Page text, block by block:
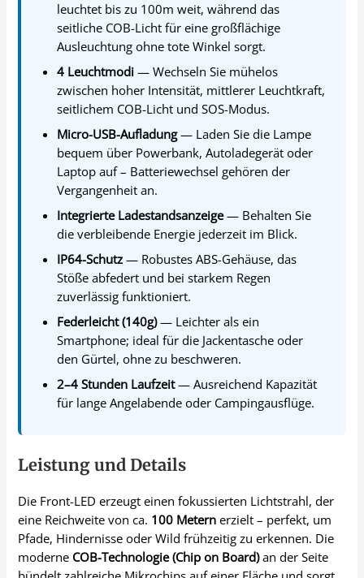
leuchtet bis zu 100m weit, während das
seitliche COB-Licht für eine großflächige
Ausleuchtung ohne tote Winkel sorgt.
4 Leuchtmodi — Wechseln Sie mühelos
zwischen hoher Intensität, mittlerer Leuchtkraft,
seitlichem COB-Licht und SOS-Modus.
Micro-USB-Aufladung— Laden Sie die Lampe
bequem über Powerbank, Autoladegerät oder
Laptop auf – Batteriewechsel gehören der
Vergangenheit an.
Integrierte Ladestandsanzeige— Behalten Sie
die verbleibende Energie jederzeit im Blick.
IP64-Schutz — Robustes ABS-Gehäuse, das
Stöße abfedert und bei starkem Regen
zuverlässig funktioniert.
Federleicht (140g)— Leichter als ein
Smartphone; ideal für die Jackentasche oder
den Gürtel, ohne zu beschweren.
2–4 Stunden Laufzeit— Ausreichend Kapazität
für lange Angelabende oder Campingausflüge.
Leistung und Details
Die Front-LED erzeugt einen fokussierten Lichtstrahl, der
eine Reichweite von ca. 100 Metern erzielt – perfekt, um
Pfade, Hindernisse oder Wild frühzeitig zu erkennen. Die
moderne COB-Technologie (Chip on Board)an der Seite